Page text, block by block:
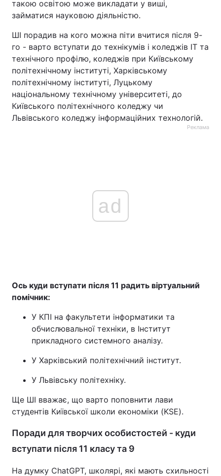
такою освітою може викладати у виші,
займатися науковою діяльністю.
ШІ порадив на кого можна піти вчитися після 9-
го - варто вступати до технікумів і коледжів ІТ та
технічного профілю, коледжів при Київському
політехнічному інституті, Харківському
політехнічному інституті, Луцькому
національному технічному університеті, до
Київського політехнічного коледжу чи
Львівського коледжу інформаційних технологій.
Реклама
ad
Ось куди вступати після 11 радить віртуальний
помічник:
У КПІ на факультети інформатики та
обчислювальної техніки, в Інститут
прикладного системного аналізу.
У Харківський політехнічний інститут.
У Львівську політехніку.
Ще ШІ вважає, що варто поповнити лави
студентів Київської школи економіки (KSE).
Поради для творчих особистостей - куди
вступати після 11 класу та 9
На думку ChatGPT, школярі, які мають схильності